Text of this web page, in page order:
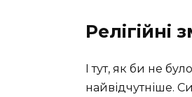
Релігійні
І тут, як би не
найвідчутніше.